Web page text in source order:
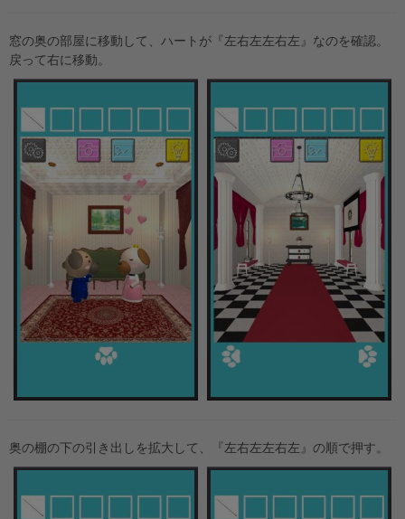
窓の奥の部屋に移動して、ハートが『左右左左右左』なのを確認。
戻って右に移動。
奥の棚の下の引き出しを拡大して、『左右左左右左』の順で押す。